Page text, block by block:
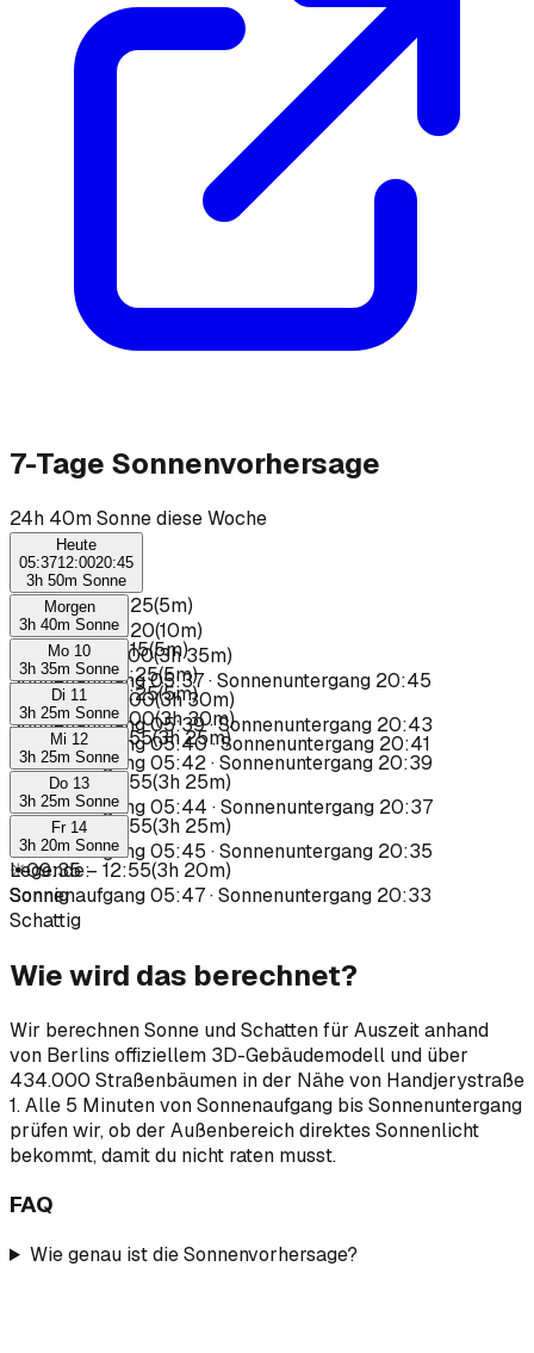
7-Tage Sonnenvorhersage
24h 40m Sonne diese Woche
Heute
05:3712:0020:45
3h 50m Sonne
☀ 07:20– 07:25(5m)
☀08:10–08:20(10m)
09:25– 13:00(3h 35m)
Sonnenaufgang05:37·Sonnenuntergang 20:45
Morgen
3h 40m Sonne
☀ 08:10– 08:15(5m)
☀09:20–09:25(5m)
09:30– 13:00(3h 30m)
Sonnenaufgang05:39·Sonnenuntergang 20:43
Mo 10
3h 35m Sonne
☀ 09:20– 09:25(5m)
☀09:30–13:00(3h 30m)
Sonnenaufgang05:40·Sonnenuntergang 20:41
Di 11
3h 25m Sonne
☀ 09:30– 12:55(3h 25m)
Sonnenaufgang05:42·Sonnenuntergang 20:39
Mi 12
3h 25m Sonne
☀ 09:30– 12:55(3h 25m)
Sonnenaufgang05:44 ·Sonnenuntergang 20:37
Do 13
3h 25m Sonne
☀ 09:30– 12:55(3h 25m)
Sonnenaufgang05:45 ·Sonnenuntergang 20:35
Fr 14
3h 20m Sonne
☀09:35– 12:55(3h 20m)
Sonnenaufgang05:47·Sonnenuntergang 20:33
Legende:
Sonnig
Schattig
Wie wird das berechnet?
Wir berechnen Sonne und Schatten für Auszeit anhand
von Berlins offiziellem 3D-Gebäudemodell und über
434.000 Straßenbäumen in der Nähe von Handjerystraße
1. Alle 5 Minuten von Sonnenaufgang bis Sonnenuntergang
prüfen wir, ob der Außenbereich direktes Sonnenlicht
bekommt, damit du nicht raten musst.
FAQ
Wie genau ist die Sonnenvorhersage?